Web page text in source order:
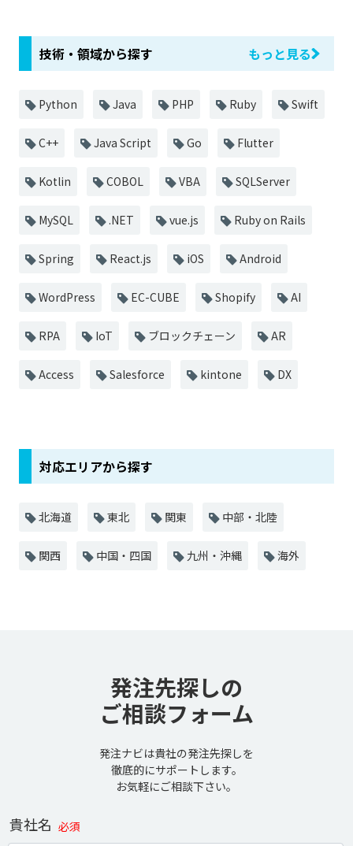
技術・領域から探す もっと見る
Python Java PHP Ruby Swift
C++ Java Script Go Flutter
Kotlin COBOL VBA SQLServer
MySQL .NET vue.js Ruby on Rails
Spring React.js iOS Android
WordPress EC-CUBE Shopify AI
RPA IoT ブロックチェーン AR
Access Salesforce kintone DX
対応エリアから探す
北海道 東北 関東 中部・北陸
関西 中国・四国 九州・沖縄 海外
発注先探しの
ご相談フォーム
発注ナビは貴社の発注先探しを
徹底的にサポートします。
お気軽にご相談下さい。
貴社名 必須